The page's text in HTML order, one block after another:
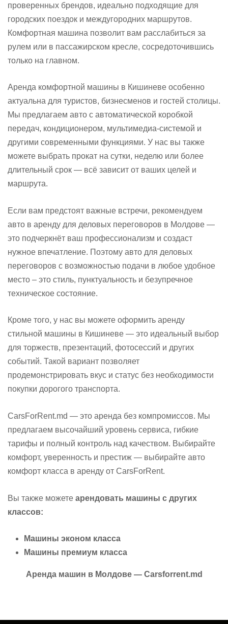
проверенных брендов, идеально подходящие для
городских поездок и междугородних маршрутов.
Комфортная машина позволит вам расслабиться за
рулем или в пассажирском кресле, сосредоточившись
только на главном.
Аренда комфортной машины в Кишиневе особенно
актуальна для туристов, бизнесменов и гостей столицы.
Мы предлагаем авто с автоматической коробкой
передач, кондиционером, мультимедиа-системой и
другими современными функциями. У нас вы также
можете выбрать прокат на сутки, неделю или более
длительный срок — всё зависит от ваших целей и
маршрута.
Если вам предстоят важные встречи, рекомендуем
авто в аренду для деловых переговоров в Молдове —
это подчеркнёт ваш профессионализм и создаст
нужное впечатление. Поэтому авто для деловых
переговоров с возможностью подачи в любое удобное
место – это стиль, пунктуальность и безупречное
техническое состояние.
Кроме того, у нас вы можете оформить аренду
стильной машины в Кишиневе — это идеальный выбор
для торжеств, презентаций, фотосессий и других
событий. Такой вариант позволяет
продемонстрировать вкус и статус без необходимости
покупки дорогого транспорта.
CarsForRent.md — это аренда без компромиссов. Мы
предлагаем высочайший уровень сервиса, гибкие
тарифы и полный контроль над качеством. Выбирайте
комфорт, уверенность и престиж — выбирайте авто
комфорт класса в аренду от CarsForRent.
Вы также можете арендовать машины с других
классов:
Машины эконом класса
Машины премиум класса
Аренда машин в Молдове— Carsforrent.md